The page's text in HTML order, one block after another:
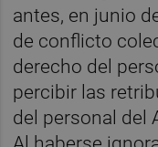
antes, en junio
de conflicto
derecho del
percibir las
del personal del